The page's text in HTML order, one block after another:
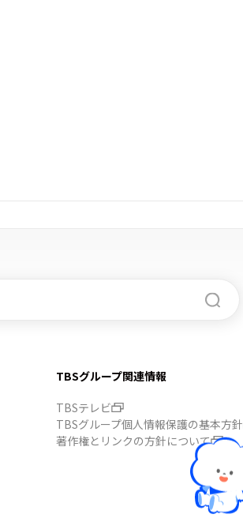
TBSグループ関連情報
TBSテレビ
TBSグループ個人情報保護の基本方針
著作権とリンクの方針について